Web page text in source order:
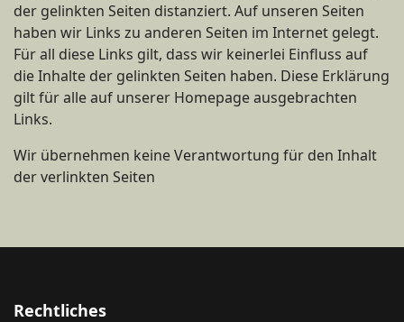
der gelinkten Seiten distanziert. Auf unseren Seiten
haben wir Links zu anderen Seiten im Internet gelegt.
Für all diese Links gilt, dass wir keinerlei Einfluss auf
die Inhalte der gelinkten Seiten haben. Diese Erklärung
gilt für alle auf unserer Homepage ausgebrachten
Links.
Wir übernehmen keine Verantwortung für den Inhalt
der verlinkten Seiten
Rechtliches